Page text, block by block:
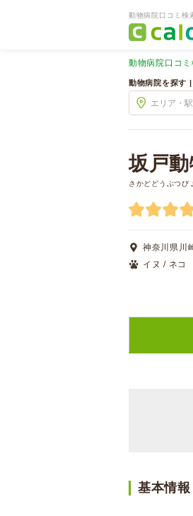
動物病院口コミ検
動物病院口コ
動物病院を探す |
坂戸
さかどどうぶつび
神奈川県川
イヌ / ネコ
基本情報